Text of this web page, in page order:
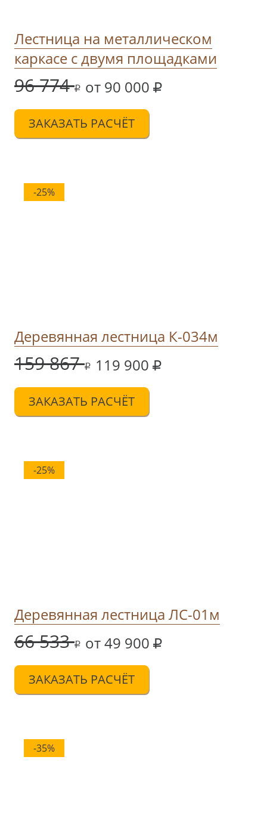
Лестница на металлическом
каркасе с двумя площадками
96 774 от 90 000
ЗАКАЗАТЬ РАСЧЁТ
-25%
Деревянная лестница К-034м
159 867 119 900
ЗАКАЗАТЬ РАСЧЁТ
-25%
Деревянная лестница ЛС-01м
66 533 от 49 900
ЗАКАЗАТЬ РАСЧЁТ
-35%